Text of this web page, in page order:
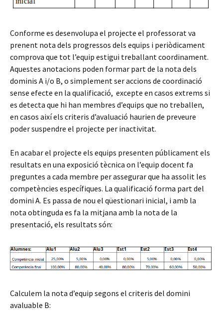
Conforme es desenvolupa el projecte el professorat va
prenent nota dels progressos dels equips i periòdicament
comprova que tot l’equip estigui treballant coordinament.
Aquestes anotacions poden formar part de la nota dels
dominis A i/o B, o simplement ser accions de coordinació
sense efecte en la qualificació, excepte en casos extrems si
es detecta que hi han membres d’equips que no treballen,
en casos així els criteris d’avaluació haurien de preveure
poder suspendre el projecte per inactivitat.
En acabar el projecte els equips presenten públicament els
resultats en una exposició tècnica on l’equip docent fa
preguntes a cada membre per assegurar que ha assolit les
competències específiques. La qualificació forma part del
domini A. Es passa de nou el qüestionari inicial, i amb la
nota obtinguda es fa la mitjana amb la nota de la
presentació, els resultats són:
Calculem la nota d’equip segons el criteris del domini
avaluable B: